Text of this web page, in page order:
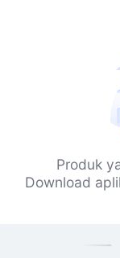
Produk
Download